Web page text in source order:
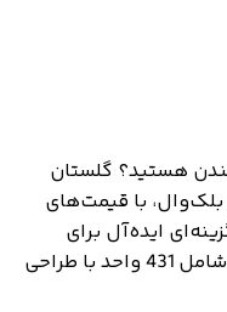
هستید؟ گلستان
با قیمت‌های
£535,000 و تحویل تا 2025، گزینه‌ای ایده‌آل برای
خریداران اولین خانه است. این پروژه شامل 431 واحد با طراحی